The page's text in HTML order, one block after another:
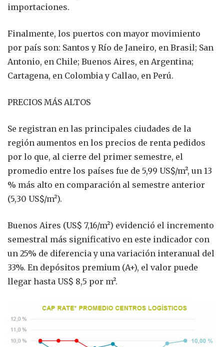
importaciones.
Finalmente, los puertos con mayor movimiento
por país son: Santos y Río de Janeiro, en Brasil; San
Antonio, en Chile; Buenos Aires, en Argentina;
Cartagena, en Colombia y Callao, en Perú.
PRECIOS MÁS ALTOS
Se registran en las principales ciudades de la
región aumentos en los precios de renta pedidos
por lo que, al cierre del primer semestre, el
promedio entre los países fue de 5,99 US$/m², un 13
% más alto en comparación al semestre anterior
(5,30 US$/m²).
Buenos Aires (US$ 7,16/m²) evidenció el incremento
semestral más significativo en este indicador con
un 25% de diferencia y una variación interanual del
33%. En depósitos premium (A+), el valor puede
llegar hasta US$ 8,5 por m².